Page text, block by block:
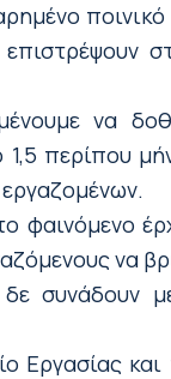
ποινικό
να
περίπου
φαινόμενο
να
δε συνάδουν
Εργασίας